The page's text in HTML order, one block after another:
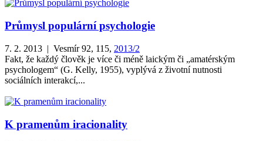
Průmysl populární psychologie
7. 2. 2013 | Vesmír 92, 115, 2013/2
Fakt, že každý člověk je více či méně laickým či „amatérským
psychologem“ (G. Kelly, 1955), vyplývá z životní nutnosti
sociálních interakcí,...
K pramenům iracionality